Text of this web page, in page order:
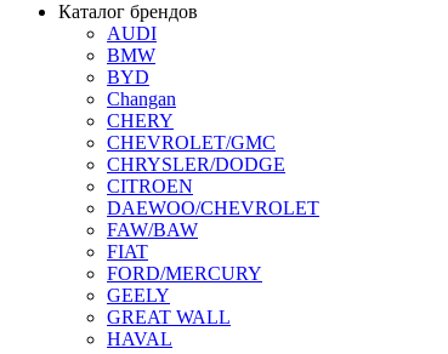
Каталог брендов
AUDI
BMW
BYD
Changan
CHERY
CHEVROLET/GMC
CHRYSLER/DODGE
CITROEN
DAEWOO/CHEVROLET
FAW/BAW
FIAT
FORD/MERCURY
GEELY
GREAT WALL
HAVAL